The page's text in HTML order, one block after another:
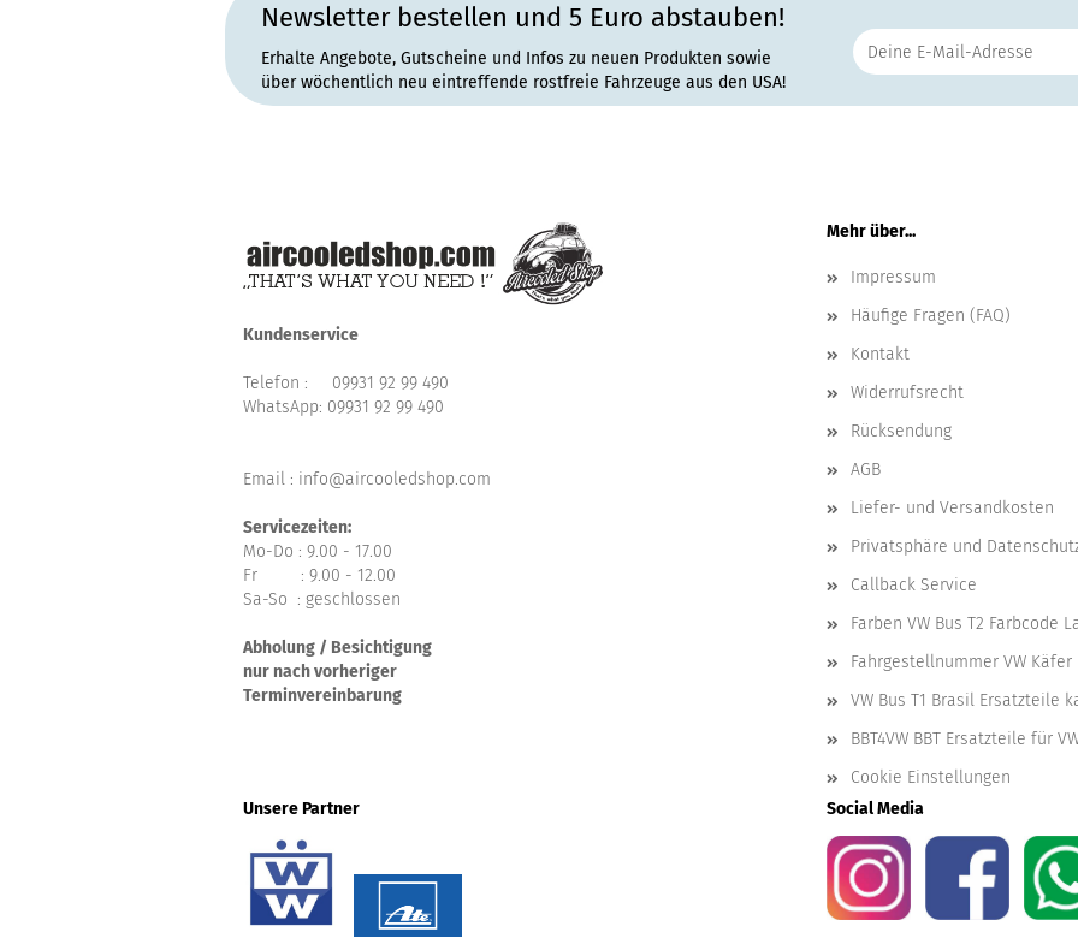
Newsletter bestellen und 5 Euro abstauben!
Erhalte Angebote, Gutscheine und Infos zu neuen Produkten sowie
über wöchentlich neu eintreffende rostfreie Fahrzeuge aus den USA!
Kundenservice
Telefon : 09931 92 99 490
WhatsApp: 09931 92 99 490
Email : info@aircooledshop.com
Servicezeiten:
Mo-Do : 9.00 - 17.00
Fr : 9.00 - 12.00
Sa-So : geschlossen
Abholung / Besichtigung
nur nach vorheriger
Terminvereinbarung
Mehr über...
Impressum
Häufige Fragen (FAQ)
Kontakt
Widerrufsrecht
Rücksendung
AGB
Liefer- und Versandkosten
Privatsphäre und
Callback Service
Farben VW Bus T2 Farbcode
Fahrgestellnummer VW Käfer
VW Bus T1 Brasil Ersatzteile
BBT4VW BBT Ersatzteile für
Cookie Einstellungen
Unsere Partner
Social Media